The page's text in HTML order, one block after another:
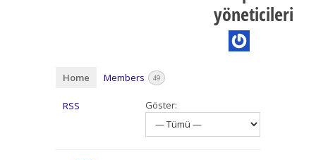
yöneticileri
Home Members 49
RSS Göster: